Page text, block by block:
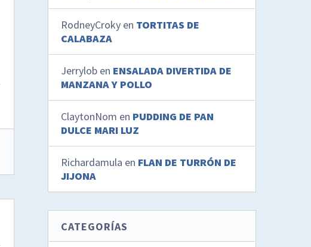
RodneyCroky en TORTITAS DE
CALABAZA
Jerrylob en ENSALADA DIVERTIDA DE
MANZANA Y POLLO
ClaytonNom en PUDDING DE PAN
DULCE MARI LUZ
Richardamula en FLAN DE TURRÓN DE
JIJONA
CATEGORÍAS